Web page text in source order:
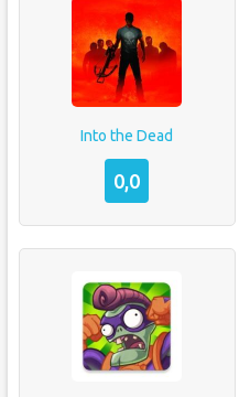
Into the Dead
0,0